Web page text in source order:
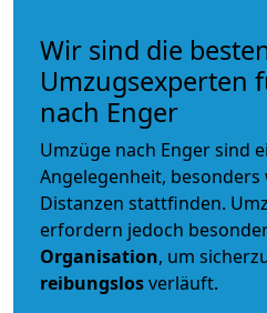
Wir sind die
Umzugsexperten
nach Enger
Umzüge nach Enger sind
Angelegenheit,
Distanzen stattfinden.
erfordern jedoch
Organisation, um
reibungslosverläuft.